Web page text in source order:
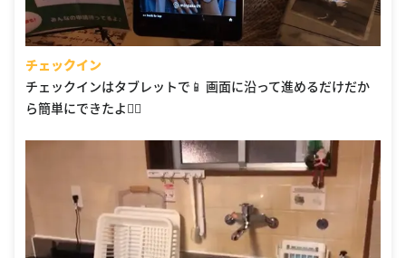
チェックイン
チェックインはタブレットで📱 画面に沿って進めるだけだか
ら簡単にできたよ🙆‍♀️